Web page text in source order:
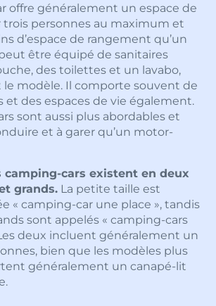
offre généralement un espace de
personnes au maximum et
d’espace de rangement qu’un
être équipé de sanitaires
des toilettes et un lavabo,
le modèle. Il comporte souvent de
et des espaces de vie également.
sont aussi plus abordables et
et à garer qu’un motor-
camping-cars existent en deux
grands. La petite taille est
« camping-car une place », tandis
sont appelés « camping-cars
deux incluent généralement un
bien que les modèles plus
généralement un canapé-lit